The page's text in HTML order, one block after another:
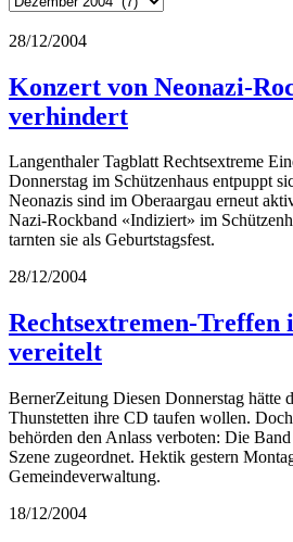
28/12/2004
Konzert von Neonazi-
verhindert
Langenthaler Tagblatt Rechtsextreme
Donnerstag im Schützenhaus entpuppt
Neonazis sind im Oberaargau erneut
Nazi-Rockband «Indiziert» im
tarnten sie als Geburtstagsfest.
28/12/2004
Rechtsextremen-
vereitelt
BernerZeitung Diesen Donnerstag hätte
Thunstetten ihre CD taufen wollen.
behörden den Anlass verboten: Die
Szene zugeordnet. Hektik gestern
Gemeindeverwaltung.
18/12/2004